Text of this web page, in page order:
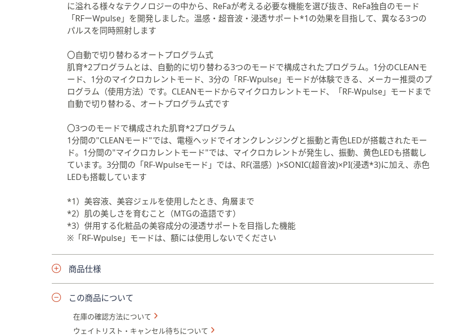
に溢れる様々なテクノロジーの中から、ReFaが考える必要な機能を選び抜き、ReFa独自のモード
「RFーWpulse」を開発しました。温感・超音波・浸透サポート*1の効果を目指して、異なる3つの
パルスを同時照射します
〇自動で切り替わるオートプログラム式
肌育*2プログラムとは、自動的に切り替わる3つのモードで構成されたプログラム。1分のCLEANモ
ード、1分のマイクロカレントモード、3分の「RF-Wpulse」モードが体験できる、メーカー推奨のプ
ログラム（使用方法）です。CLEANモードからマイクロカレントモード、「RF-Wpulse」モードまで
自動で切り替わる、オートプログラム式です
〇3つのモードで構成された肌育*2プログラム
1分間の"CLEANモード"では、電極ヘッドでイオンクレンジングと振動と青色LEDが搭載されたモー
ド。1分間の"マイクロカレントモード"では、マイクロカレントが発生し、振動、黄色LEDも搭載し
ています。3分間の「RF-Wpulseモード」では、RF(温感）)×SONIC(超音波)×PI(浸透*3)に加え、赤色
LEDも搭載しています
*1）美容液、美容ジェルを使用したとき、角層まで
*2）肌の美しさを育むこと（MTGの造語です）
*3）併用する化粧品の美容成分の浸透サポートを目指した機能
※「RF-Wpulse」モードは、額には使用しないでください
商品仕様
この商品について
在庫の確認方法について
ウェイトリスト・キャンセル待ちについて